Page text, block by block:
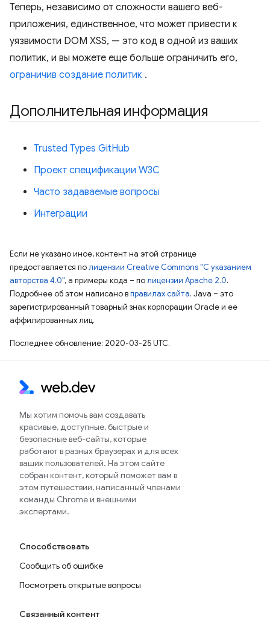
Теперь, независимо от сложности вашего веб-
приложения, единственное, что может привести к
уязвимости DOM XSS, — это код в одной из ваших
политик, и вы можете еще больше ограничить его,
ограничив создание политик .
Дополнительная информация
Trusted Types GitHub
Проект спецификации W3C
Часто задаваемые вопросы
Интеграции
Если не указано иное, контент на этой странице
предоставляется полицензии Creative Commons "С указанием
авторства 4.0", а примеры кода – полицензии Apache 2.0.
Подробнее об этом написано вправилах сайта. Java – это
зарегистрированный товарный знак корпорации Oracle и ее
аффилированных лиц.
Последнее обновление: 2020-03-25 UTC.
Мы хотим помочь вам создавать
красивые, доступные, быстрые и
безопасные веб-сайты, которые
работают в разных браузерах и для всех
ваших пользователей. На этом сайте
собран контент, который поможет вам в
этом путешествии, написанный членами
команды Chrome и внешними
экспертами.
Способствовать
Сообщить об ошибке
Посмотреть открытые вопросы
Связанный контент